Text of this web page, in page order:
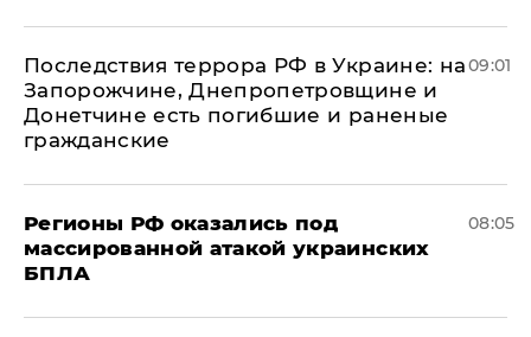
Последствия террора РФ в Украине: на
Запорожчине, Днепропетровщине и
Донетчине есть погибшие и раненые
гражданские
09:01
Регионы РФ оказались под
массированной атакой украинских
БПЛА
08:05